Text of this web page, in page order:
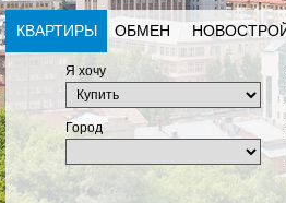
КВАРТИРЫ ОБМЕН
Я хочу
Город